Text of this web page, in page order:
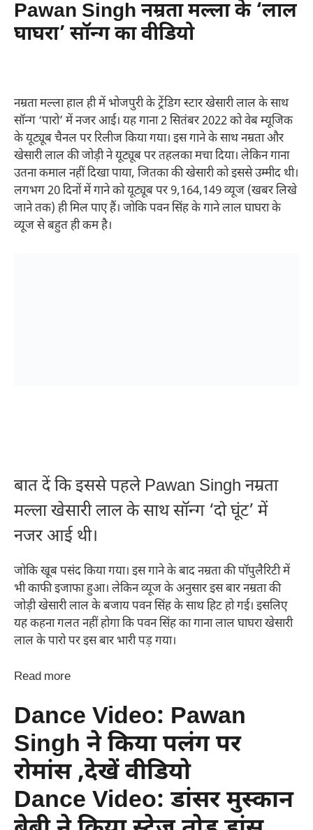
Pawan Singh नम्रता मल्ला के ‘लाल
घाघरा’ सॉन्ग का वीडियो
नम्रता मल्ला हाल ही में भोजपुरी के ट्रेंडिग स्टार खेसारी लाल के साथ
सॉन्ग ‘पारो’ में नजर आई। यह गाना 2 सितंबर 2022 को वेब म्यूजिक
के यूट्यूब चैनल पर रिलीज किया गया। इस गाने के साथ नम्रता और
खेसारी लाल की जोड़ी ने यूट्यूब पर तहलका मचा दिया। लेकिन गाना
उतना कमाल नहीं दिखा पाया, जितका की खेसारी को इससे उम्मीद थी।
लगभग 20 दिनों में गाने को यूट्यूब पर 9,164,149 व्यूज (खबर लिखे
जाने तक) ही मिल पाए हैं। जोकि पवन सिंह के गाने लाल घाघरा के
व्यूज से बहुत ही कम है।
बात दें कि इससे पहले Pawan Singh नम्रता
मल्ला खेसारी लाल के साथ सॉन्ग ‘दो घूंट’ में
नजर आई थी।
जोकि खूब पसंद किया गया। इस गाने के बाद नम्रता की पॉपुलैरिटी में
भी काफी इजाफा हुआ। लेकिन व्यूज के अनुसार इस बार नम्रता की
जोड़ी खेसारी लाल के बजाय पवन सिंह के साथ हिट हो गई। इसलिए
यह कहना गलत नहीं होगा कि पवन सिंह का गाना लाल घाघरा खेसारी
लाल के पारो पर इस बार भारी पड़ गया।
Read more
Dance Video: Pawan
Singh ने किया पलंग पर
रोमांस ,देखें वीडियो
Dance Video: डांसर मुस्कान